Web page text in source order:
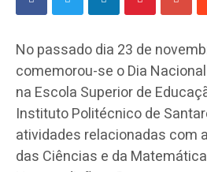
No passado dia 23 de
comemorou-se o Dia
na Escola Superior de
Instituto Politécnico de
atividades relacionadas com
das Ciências e da